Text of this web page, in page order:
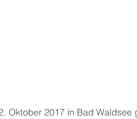
Oktober 2017 in Bad